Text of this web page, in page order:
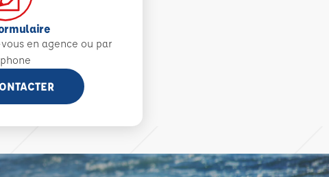
en agence ou par